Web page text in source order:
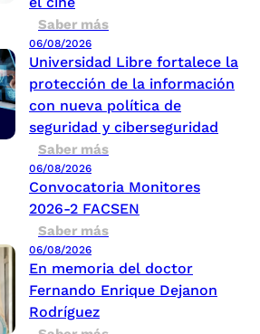
Saber más
06/08/2026
Universidad Libre fortalece la
protección de la información
con nueva política de
seguridad y ciberseguridad
Saber más
06/08/2026
Convocatoria Monitores
2026-2 FACSEN
Saber más
06/08/2026
En memoria del doctor
Fernando Enrique Dejanon
Rodríguez